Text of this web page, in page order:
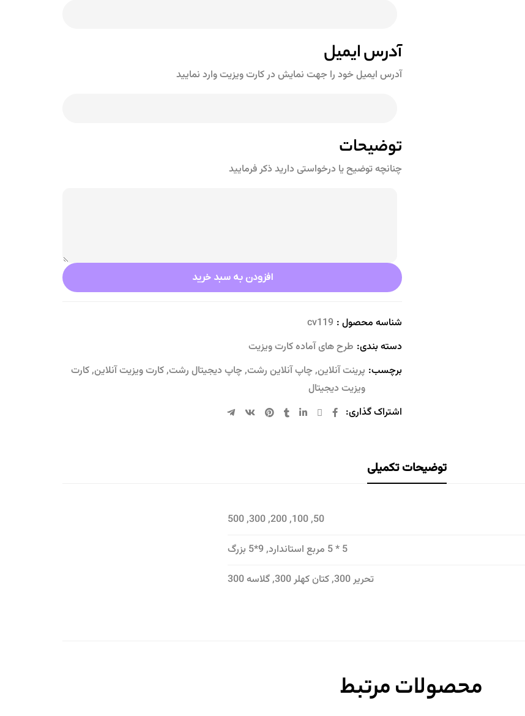
آدرس ایمیل
آدرس ایمیل خود را جهت نمایش در کارت ویزیت وارد نمایید
توضیحات
چنانچه توضیح یا درخواستی دارید ذکر فرمایید
افزودن به سبد خرید
شناسه محصول : cv119
دسته بندی: طرح های آماده کارت ویزیت
برچسب: پرینت آنلاین,چاپ آنلاین رشت,چاپ دیجیتال رشت,کارت ویزیت آنلاین,کارت
ویزیت دیجیتال
اشتراک گذاری:
توضیحات تکمیلی
50, 100, 200, 300, 500
5 * 5 مربع استاندارد, 9*5 بزرگ
تحریر 300, کتان کهلر 300, گلاسه 300
محصولات مرتبط